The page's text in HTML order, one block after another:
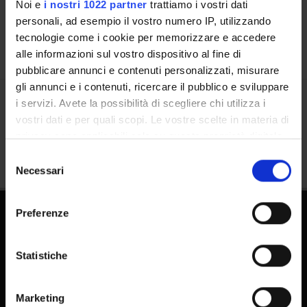
Noi e i nostri 1022 partner trattiamo i vostri dati
personali, ad esempio il vostro numero IP, utilizzando
tecnologie come i cookie per memorizzare e accedere
alle informazioni sul vostro dispositivo al fine di
pubblicare annunci e contenuti personalizzati, misurare
gli annunci e i contenuti, ricercare il pubblico e sviluppare
i servizi. Avete la possibilità di scegliere chi utilizza i
vostri dati e per quali scopi. Le vostre scelte in materia di
privacy sono applicabili solo su questa proprietà digitale
modificare o revocare il proprio consenso in qualsiasi
momento dalla Dichiarazione sui cookie o facendo clic
raccogliere informazioni sulla tua posizione
geografica, con un'approssimazione di qualche
Identificare il tuo dispositivo, scansionandolo
del
consenso
Necessari
Preferenze
Statistiche
Marketing
Share
FAQ - Frequently Asked Questions DSE